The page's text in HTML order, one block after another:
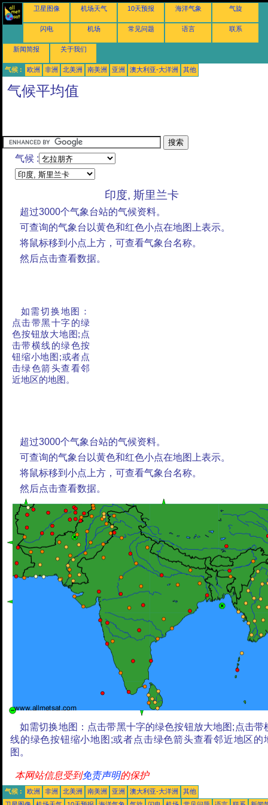
卫星图像 机场天气 10天预报 海洋气象 气旋
闪电 机场 常见问题 语言 联系
新闻简报 关于我们
气候 : 欧洲 非洲 北美洲 南美洲 亚洲 澳大利亚-大洋洲 其他
气候平均值
气候 :
印度, 斯里兰卡
超过3000个气象台站的气候资料。
可查询的气象台以黄色和红色小点在地图上表示。
将鼠标移到小点上方，可查看气象台名称。
然后点击查看数据。
如需切换地图：
点击带黑十字的绿
色按钮放大地图;点
击带横线的绿色按
钮缩小地图;或者点
击绿色箭头查看邻
近地区的地图。
超过3000个气象台站的气候资料。
可查询的气象台以黄色和红色小点在地图上表示。
将鼠标移到小点上方，可查看气象台名称。
然后点击查看数据。
如需切换地图：点击带黑十字的绿色按钮放大地图;点击带
线的绿色按钮缩小地图;或者点击绿色箭头查看邻近地区的
图。
本网站信息受到免责声明的保护
气候 : 欧洲 非洲 北美洲 南美洲 亚洲 澳大利亚-大洋洲
其他